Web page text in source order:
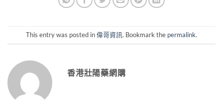
This entry was posted in偉哥資訊. Bookmark the permalink.
香港壯陽藥網購